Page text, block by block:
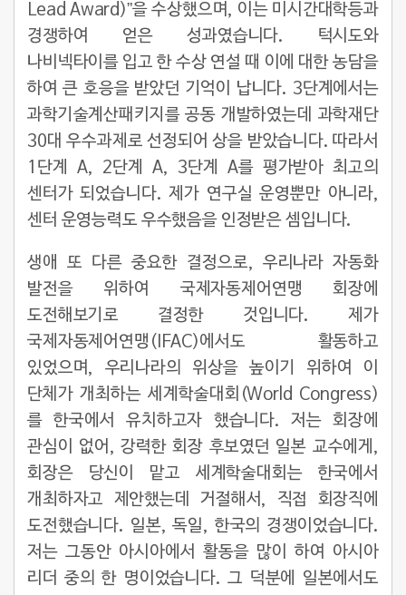
Lead Award)”을 수상했으며, 이는 미시간대학등과
경쟁하여 얻은 성과였습니다. 턱시도와
나비넥타이를 입고 한 수상 연설 때 이에 대한 농담을
하여 큰 호응을 받았던 기억이 납니다. 3단계에서는
과학기술계산패키지를 공동 개발하였는데 과학재단
30대 우수과제로 선정되어 상을 받았습니다. 따라서
1단계 A, 2단계 A, 3단계 A를 평가받아 최고의
센터가 되었습니다. 제가 연구실 운영뿐만 아니라,
센터 운영능력도 우수했음을 인정받은 셈입니다.
생애 또 다른 중요한 결정으로, 우리나라 자동화
발전을 위하여 국제자동제어연맹 회장에
도전해보기로 결정한 것입니다. 제가
국제자동제어연맹(IFAC)에서도 활동하고
있었으며, 우리나라의 위상을 높이기 위하여 이
단체가 개최하는 세계학술대회(World Congress)
를 한국에서 유치하고자 했습니다. 저는 회장에
관심이 없어, 강력한 회장 후보였던 일본 교수에게,
회장은 당신이 맡고 세계학술대회는 한국에서
개최하자고 제안했는데 거절해서, 직접 회장직에
도전했습니다. 일본, 독일, 한국의 경쟁이었습니다.
저는 그동안 아시아에서 활동을 많이 하여 아시아
리더 중의 한 명이었습니다. 그 덕분에 일본에서도